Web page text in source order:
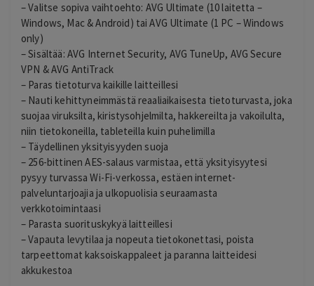
– Valitse sopiva vaihtoehto: AVG Ultimate (10 laitetta –
Windows, Mac & Android) tai AVG Ultimate (1 PC – Windows
only)
– Sisältää: AVG Internet Security, AVG TuneUp, AVG Secure
VPN & AVG AntiTrack
– Paras tietoturva kaikille laitteillesi
– Nauti kehittyneimmästä reaaliaikaisesta tietoturvasta, joka
suojaa viruksilta, kiristysohjelmilta, hakkereilta ja vakoilulta,
niin tietokoneilla, tableteilla kuin puhelimilla
– Täydellinen yksityisyyden suoja
– 256-bittinen AES-salaus varmistaa, että yksityisyytesi
pysyy turvassa Wi-Fi-verkossa, estäen internet-
palveluntarjoajia ja ulkopuolisia seuraamasta
verkkotoimintaasi
– Parasta suorituskykyä laitteillesi
– Vapauta levytilaa ja nopeuta tietokonettasi, poista
tarpeettomat kaksoiskappaleet ja paranna laitteidesi
akkukestoa